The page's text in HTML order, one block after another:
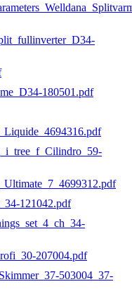
180501.pdf
121042.pdf
207004.pdf
503004_37-